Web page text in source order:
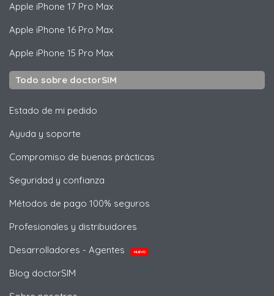
Apple iPhone 17 Pro Max
Apple iPhone 16 Pro Max
Apple iPhone 15 Pro Max
Todo sobre doctorSIM
Estado de mi pedido
Ayuda y soporte
Compromiso de buenas prácticas
Seguridad y confianza
Métodos de pago 100% seguros
Profesionales y distribuidores
Desarrolladores - Agentes
NUEVO
Blog doctorSIM